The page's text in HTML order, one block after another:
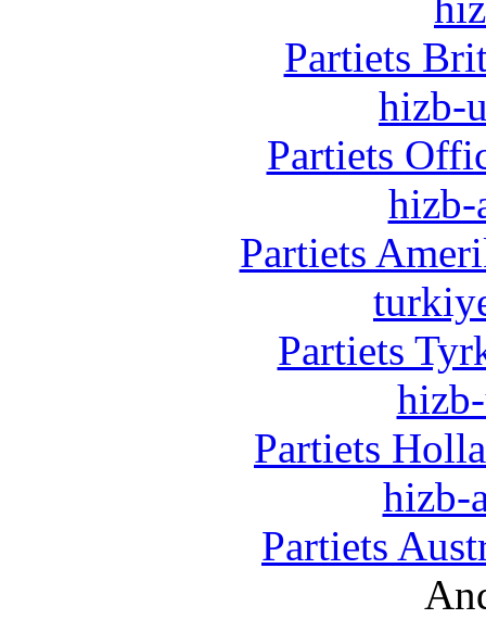
Partiets
hizb-
Partiets
hizb-
Partiets
Partiets
Partiets
hizb-
Partiets